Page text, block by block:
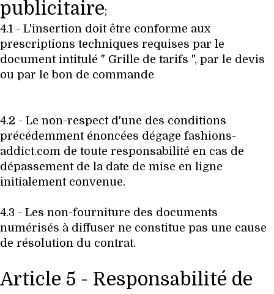
publicitaire;
4.1 - L'insertion doit être conforme aux
prescriptions techniques requises par le
document intitulé " Grille de tarifs ", par le devis
ou par le bon de commande
4.2 - Le non-respect d'une des conditions
précédemment énoncées dégage fashions-
addict.com de toute responsabilité en cas de
dépassement de la date de mise en ligne
initialement convenue.
4.3 - Les non-fourniture des documents
numérisés à diffuser ne constitue pas une cause
de résolution du contrat.
Article 5 - Responsabilité de